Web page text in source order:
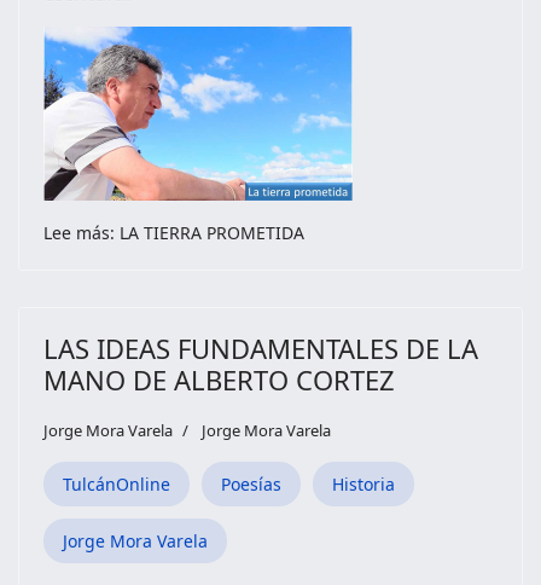
Lee más: LA TIERRA PROMETIDA
LAS IDEAS FUNDAMENTALES DE LA
MANO DE ALBERTO CORTEZ
Jorge Mora Varela Jorge Mora Varela
TulcánOnline Poesías Historia
Jorge Mora Varela